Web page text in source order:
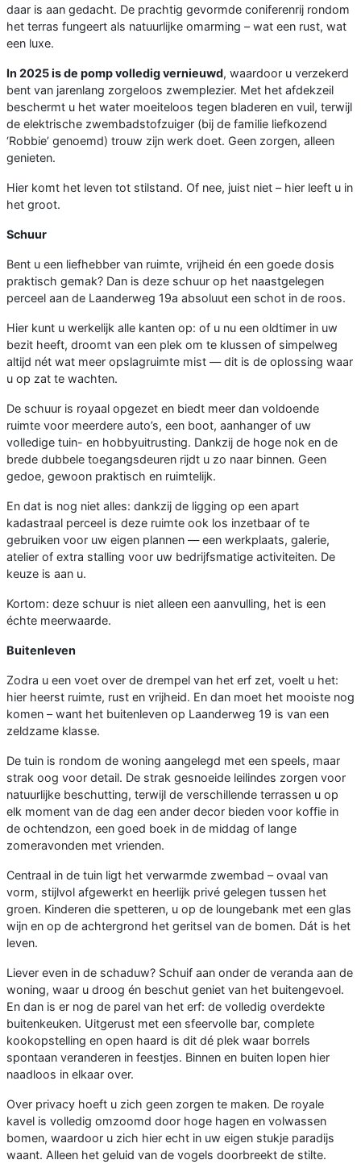
daar is aan gedacht. De prachtig gevormde coniferenrij rondom
het terras fungeert als natuurlijke omarming – wat een rust, wat
een luxe.
In 2025 is de pomp volledig vernieuwd, waardoor u verzekerd
bent van jarenlang zorgeloos zwemplezier. Met het afdekzeil
beschermt u het water moeiteloos tegen bladeren en vuil, terwijl
de elektrische zwembadstofzuiger (bij de familie liefkozend
‘Robbie’ genoemd) trouw zijn werk doet. Geen zorgen, alleen
genieten.
Hier komt het leven tot stilstand. Of nee, juist niet – hier leeft u in
het groot.
Schuur
Bent u een liefhebber van ruimte, vrijheid én een goede dosis
praktisch gemak? Dan is deze schuur op het naastgelegen
perceel aan de Laanderweg 19a absoluut een schot in de roos.
Hier kunt u werkelijk alle kanten op: of u nu een oldtimer in uw
bezit heeft, droomt van een plek om te klussen of simpelweg
altijd nét wat meer opslagruimte mist — dit is de oplossing waar
u op zat te wachten.
De schuur is royaal opgezet en biedt meer dan voldoende
ruimte voor meerdere auto’s, een boot, aanhanger of uw
volledige tuin- en hobbyuitrusting. Dankzij de hoge nok en de
brede dubbele toegangsdeuren rijdt u zo naar binnen. Geen
gedoe, gewoon praktisch en ruimtelijk.
En dat is nog niet alles: dankzij de ligging op een apart
kadastraal perceel is deze ruimte ook los inzetbaar of te
gebruiken voor uw eigen plannen — een werkplaats, galerie,
atelier of extra stalling voor uw bedrijfsmatige activiteiten. De
keuze is aan u.
Kortom: deze schuur is niet alleen een aanvulling, het is een
échte meerwaarde.
Buitenleven
Zodra u een voet over de drempel van het erf zet, voelt u het:
hier heerst ruimte, rust en vrijheid. En dan moet het mooiste nog
komen – want het buitenleven op Laanderweg 19 is van een
zeldzame klasse.
De tuin is rondom de woning aangelegd met een speels, maar
strak oog voor detail. De strak gesnoeide leilindes zorgen voor
natuurlijke beschutting, terwijl de verschillende terrassen u op
elk moment van de dag een ander decor bieden voor koffie in
de ochtendzon, een goed boek in de middag of lange
zomeravonden met vrienden.
Centraal in de tuin ligt het verwarmde zwembad – ovaal van
vorm, stijlvol afgewerkt en heerlijk privé gelegen tussen het
groen. Kinderen die spetteren, u op de loungebank met een glas
wijn en op de achtergrond het geritsel van de bomen. Dát is het
leven.
Liever even in de schaduw? Schuif aan onder de veranda aan de
woning, waar u droog én beschut geniet van het buitengevoel.
En dan is er nog de parel van het erf: de volledig overdekte
buitenkeuken. Uitgerust met een sfeervolle bar, complete
kookopstelling en open haard is dit dé plek waar borrels
spontaan veranderen in feestjes. Binnen en buiten lopen hier
naadloos in elkaar over.
Over privacy hoeft u zich geen zorgen te maken. De royale
kavel is volledig omzoomd door hoge hagen en volwassen
bomen, waardoor u zich hier echt in uw eigen stukje paradijs
waant. Alleen het geluid van de vogels doorbreekt de stilte.